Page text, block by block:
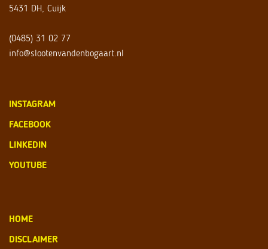
5431 DH, Cuijk
(0485) 31 02 77
info@slootenvandenbogaart.nl
INSTAGRAM
FACEBOOK
LINKEDIN
YOUTUBE
HOME
DISCLAIMER